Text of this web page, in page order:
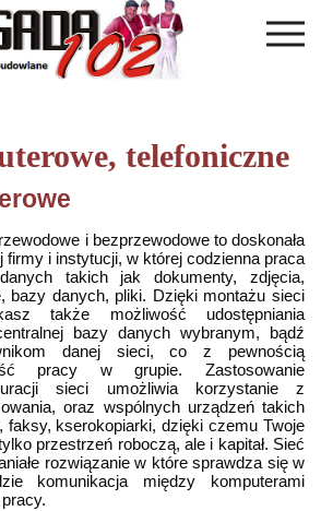
telefoniczne
i bezprzewodowe to doskonała
firmy i instytucji, w której codzienna praca
takich jak dokumenty, zdjęcia,
bazy danych, pliki. Dzięki montażu sieci
także możliwość udostępniania
bazy danych wybranym, bądź
danej sieci, co z pewnością
pracy w grupie. Zastosowanie
sieci umożliwia korzystanie z
oraz wspólnych urządzeń takich
faksy, kserokopiarki, dzięki czemu Twoje
przestrzeń roboczą, ale i kapitał. Sieć
rozwiązanie w które sprawdza się w
komunikacja między komputerami